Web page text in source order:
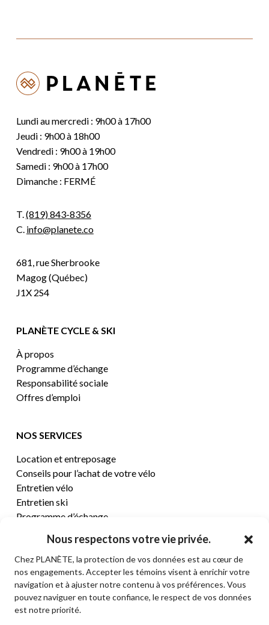
Nous respectons votre vie privée.
Chez PLANÈTE, la protection de vos données est au cœur de
nos engagements. Accepter les témoins visent à enrichir votre
navigation et à ajuster notre contenu à vos préférences. Vous
pouvez naviguer en toute confiance, le respect de vos données
est notre priorité.
Lundi au mercredi : 9h00 à 17h00
Jeudi : 9h00 à 18h00
Vendredi : 9h00 à 19h00
Samedi : 9h00 à 17h00
Dimanche : FERMÉ
T.(819) 843-8356
C. info@planete.co
681, rue Sherbrooke
Magog (Québec)
J1X 2S4
PLANÈTE CYCLE & SKI
À propos
Programme d’échange
Responsabilité sociale
Offres d’emploi
NOS SERVICES
Location et entreposage
Conseils pour l’achat de votre vélo
Entretien vélo
Entretien ski
Programme d’échange
CENTRE D’AIDE
Termes et conditions de vente
Retours et remboursements
Politique de confidentialité